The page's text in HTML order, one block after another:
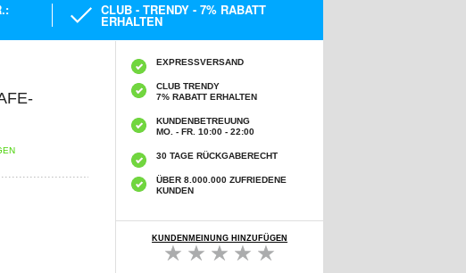
CLUB - TRENDY - 7% RABATT
ERHALTEN
EXPRESSVERSAND
CLUB TRENDY
7% RABATT ERHALTEN
KUNDENBETREUUNG
MO. - FR. 10:00 - 22:00
30 TAGE RÜCKGABERECHT
ÜBER 8.000.000 ZUFRIEDENE
KUNDEN
KUNDENMEINUNG HINZUFÜGEN